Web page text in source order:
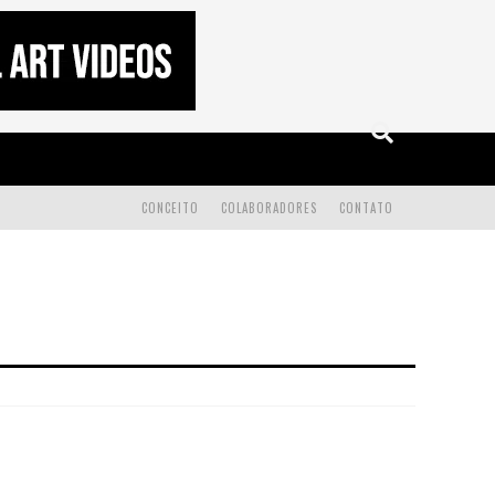
CONTATO
COLABORADORES
CONCEITO